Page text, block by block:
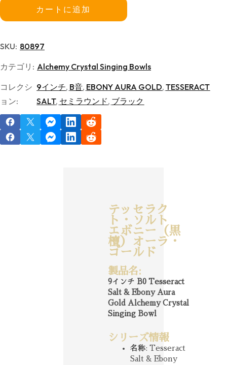
カートに追加
SKU: 80897
カテゴリ: Alchemy Crystal Singing Bowls
コレクシ
ョン:
9インチ, B音, EBONY AURA GOLD,TESSERACT
SALT, セミラウンド, ブラック
テッセラク
ト・ソルト
エボニー（黒
檀）オーラ・
ゴールド
製品名:
9インチ B0 Tesseract
Salt & Ebony Aura
Gold Alchemy Crystal
Singing Bowl
シリーズ情報
名称: Tesseract
Salt & Ebony